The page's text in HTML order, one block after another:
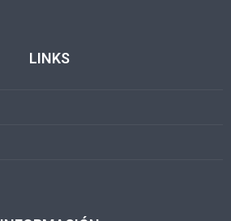
LINKS